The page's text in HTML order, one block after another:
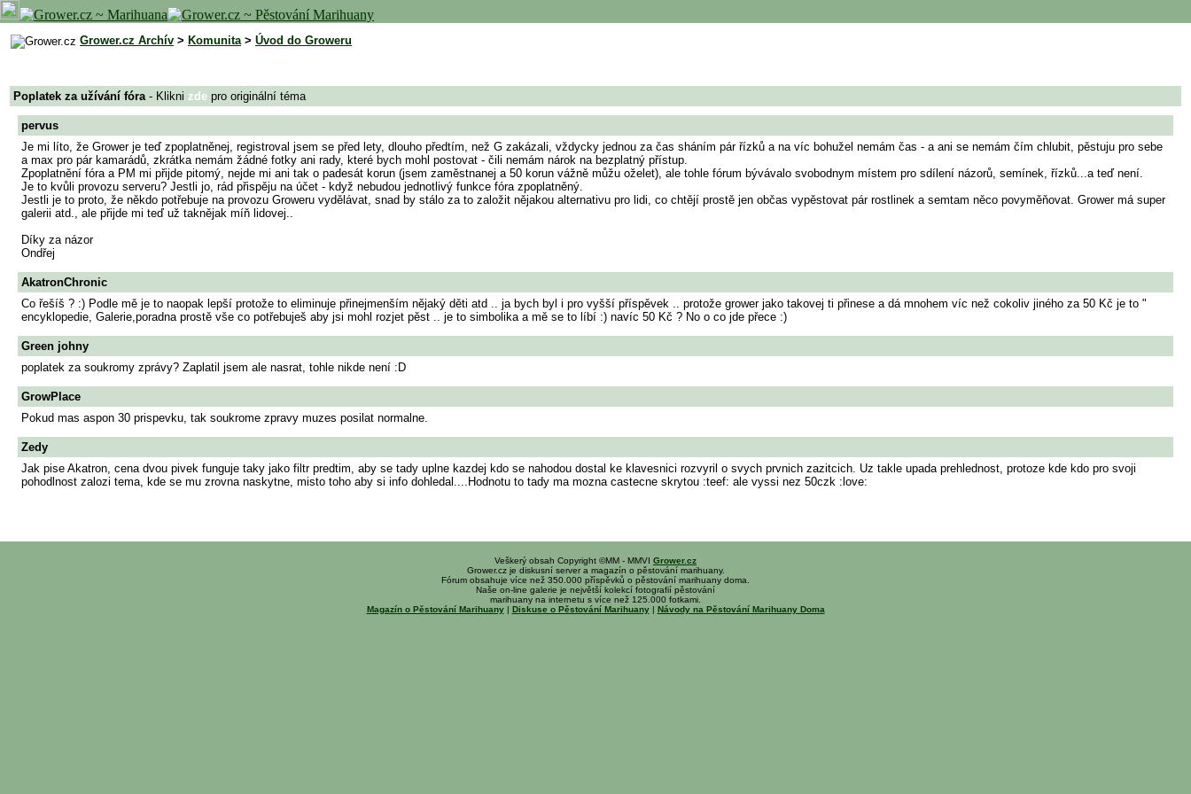
Grower.cz Archív > Komunita> Úvod do Groweru
Poplatek za užívání fóra- Klikni zde pro originální téma
pervus
Je mi líto, že Grower je teď zpoplatněnej, registroval jsem se před lety, dlouho předtím, než G zakázali, vždycky jednou za čas sháním pár řízků a na víc bohužel nemám čas - a ani se nemám čím chlubit, pěstuju pro sebe
a max pro pár kamarádů, zkrátka nemám žádné fotky ani rady, které bych mohl postovat - čili nemám nárok na bezplatný přístup.
Zpoplatnění fóra a PM mi přijde pitomý, nejde mi ani tak o padesát korun (jsem zaměstnanej a 50 korun vážně můžu oželet), ale tohle fórum bývávalo svobodnym místem pro sdílení názorů, semínek, řízků...a teď není.
Je to kvůli provozu serveru? Jestli jo, rád přispěju na účet - když nebudou jednotlivý funkce fóra zpoplatněný.
Jestli je to proto, že někdo potřebuje na provozu Groweru vydělávat, snad by stálo za to založit nějakou alternativu pro lidi, co chtějí prostě jen občas vypěstovat pár rostlinek a semtam něco povyměňovat. Grower má super
galerii atd., ale přijde mi teď už taknějak míň lidovej..
Díky za názor
Ondřej
AkatronChronic
Co řešíš ? :) Podle mě je to naopak lepší protože to eliminuje přinejmenším nějaký děti atd .. ja bych byl i pro vyšší příspěvek .. protože grower jako takovej ti přinese a dá mnohem víc než cokoliv jiného za 50 Kč je to "
encyklopedie, Galerie,poradna prostě vše co potřebuješ aby jsi mohl rozjet pěst .. je to simbolika a mě se to líbí :) navíc 50 Kč ? No o co jde přece :)
Green johny
poplatek za soukromy zprávy? Zaplatil jsem ale nasrat, tohle nikde není :D
GrowPlace
Pokud mas aspon 30 prispevku, tak soukrome zpravy muzes posilat normalne.
Zedy
Jak pise Akatron, cena dvou pivek funguje taky jako filtr predtim, aby se tady uplne kazdej kdo se nahodou dostal ke klavesnici rozvyril o svych prvnich zazitcich. Uz takle upada prehlednost, protoze kde kdo pro svoji
pohodlnost zalozi tema, kde se mu zrovna naskytne, misto toho aby si info dohledal....Hodnotu to tady ma mozna castecne skrytou :teef: ale vyssi nez 50czk :love:
Veškerý obsah Copyright ©MM - MMVI Grower.cz
Grower.cz je diskusní server a magazín o pěstování marihuany.
Fórum obsahuje více než 350.000 příspěvků o pěstování marihuany doma.
Naše on-line galerie je největší kolekcí fotografií pěstování
marihuany na internetu s více než 125.000 fotkami.
Magazín o Pěstování Marihuany| Diskuse o Pěstování Marihuany| Návody na Pěstování Marihuany Doma